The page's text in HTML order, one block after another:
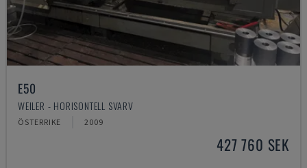
E50
WEILER - HORISONTELL SVARV
ÖSTERRIKE 2009
427 760 SEK